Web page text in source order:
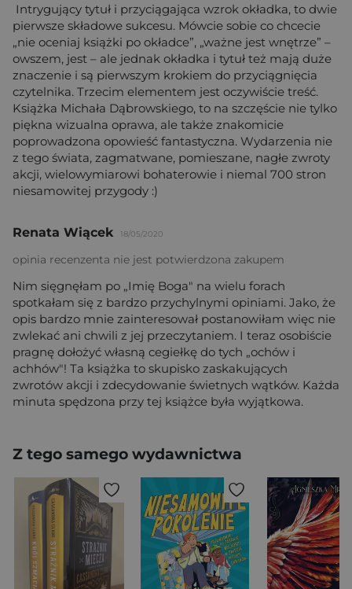
Intrygujący tytuł i przyciągająca wzrok okładka, to dwie
pierwsze składowe sukcesu. Mówcie sobie co chcecie
„nie oceniaj książki po okładce”, „ważne jest wnętrze” –
owszem, jest – ale jednak okładka i tytuł też mają duże
znaczenie i są pierwszym krokiem do przyciągnięcia
czytelnika. Trzecim elementem jest oczywiście treść.
Książka Michała Dąbrowskiego, to na szczęście nie tylko
piękna wizualna oprawa, ale także znakomicie
poprowadzona opowieść fantastyczna. Wydarzenia nie
z tego świata, zagmatwane, pomieszane, nagłe zwroty
akcji, wielowymiarowi bohaterowie i niemal 700 stron
niesamowitej przygody :)
Renata Wiącek 18/05/2020
opinia recenzenta nie jest potwierdzona zakupem
Nim sięgnęłam po „Imię Boga" na wielu forach
spotkałam się z bardzo przychylnymi opiniami. Jako, że
opis bardzo mnie zainteresował postanowiłam więc nie
zwlekać ani chwili z jej przeczytaniem. I teraz osobiście
pragnę dołożyć własną cegiełkę do tych „ochów i
achhów"! Ta książka to skupisko zaskakujących
zwrotów akcji i zdecydowanie świetnych wątków. Każda
minuta spędzona przy tej książce była wyjątkowa.
Z tego samego wydawnictwa